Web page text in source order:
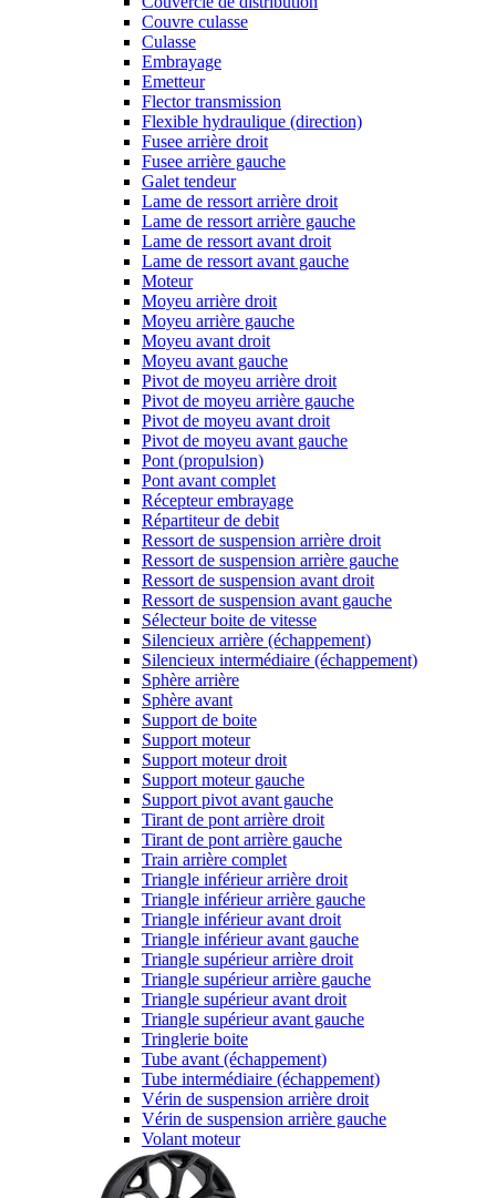
Couvre culasse
Culasse
Embrayage
Emetteur
Flector transmission
Flexible hydraulique (direction)
Fusee arrière droit
Fusee arrière gauche
Galet tendeur
Lame de ressort arrière droit
Lame de ressort arrière gauche
Lame de ressort avant droit
Lame de ressort avant gauche
Moteur
Moyeu arrière droit
Moyeu arrière gauche
Moyeu avant droit
Moyeu avant gauche
Pivot de moyeu arrière droit
Pivot de moyeu arrière gauche
Pivot de moyeu avant droit
Pivot de moyeu avant gauche
Pont (propulsion)
Pont avant complet
Récepteur embrayage
Répartiteur de debit
Ressort de suspension arrière droit
Ressort de suspension arrière gauche
Ressort de suspension avant droit
Ressort de suspension avant gauche
Sélecteur boite de vitesse
Silencieux arrière (échappement)
Silencieux intermédiaire (échappement)
Sphère arrière
Sphère avant
Support de boite
Support moteur
Support moteur droit
Support moteur gauche
Support pivot avant gauche
Tirant de pont arrière droit
Tirant de pont arrière gauche
Train arrière complet
Triangle inférieur arrière droit
Triangle inférieur arrière gauche
Triangle inférieur avant droit
Triangle inférieur avant gauche
Triangle supérieur arrière droit
Triangle supérieur arrière gauche
Triangle supérieur avant droit
Triangle supérieur avant gauche
Tringlerie boite
Tube avant (échappement)
Tube intermédiaire (échappement)
Vérin de suspension arrière droit
Vérin de suspension arrière gauche
Volant moteur